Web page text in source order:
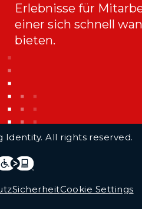
Erlebnisse für
einer sich schnell
bieten.
All rights reserved.
SicherheitCookie Settings